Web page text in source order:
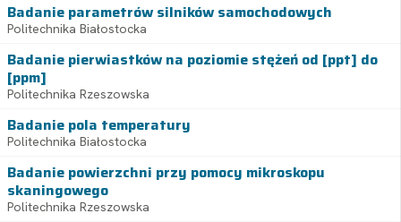
Badanie parametrów silników samochodowych
Politechnika Białostocka
Badanie pierwiastków na poziomie stężeń od [ppt] do
[ppm]
Politechnika Rzeszowska
Badanie pola temperatury
Politechnika Białostocka
Badanie powierzchni przy pomocy mikroskopu
skaningowego
Politechnika Rzeszowska